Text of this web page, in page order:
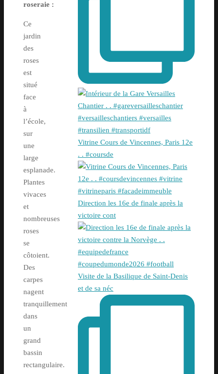
roseraie :
Ce
jardin
des
roses
est
situé
face
à
l’école,
sur
une
large
esplanade.
Plantes
vivaces
et
nombreuses
roses
se
côtoient.
Des
carpes
nagent
tranquillement
dans
un
grand
bassin
rectangulaire.
Vitrine Cours de Vincennes, Paris 12e
. . #coursde
Direction les 16e de finale après la
victoire cont
Visite de la Basilique de Saint-Denis
et de sa néc